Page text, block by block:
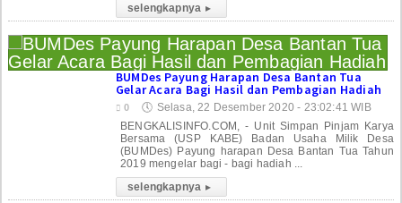
selengkapnya ▸
BUMDes Payung Harapan Desa Bantan Tua
Gelar Acara Bagi Hasil dan Pembagian Hadiah
0 🕔 Selasa, 22 Desember 2020 - 23:02:41 WIB
BENGKALISINFO.COM, - Unit Simpan Pinjam Karya
Bersama (USP KABE) Badan Usaha Milik Desa
(BUMDes) Payung harapan Desa Bantan Tua Tahun
2019 mengelar bagi - bagi hadiah ...
selengkapnya ▸